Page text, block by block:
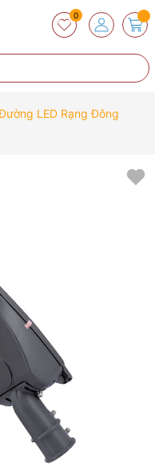
0
LED Rạng Đông